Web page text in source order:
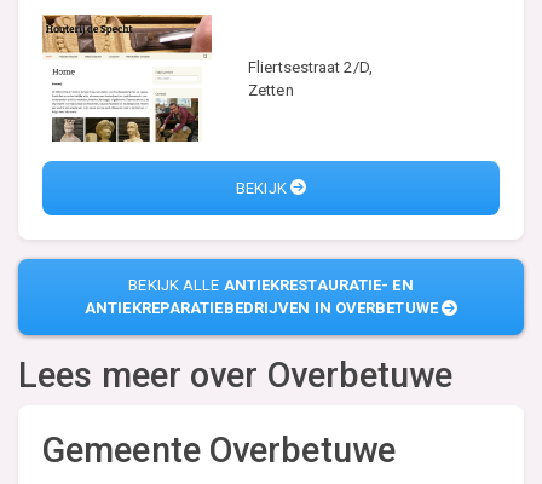
Fliertsestraat 2/D,
Zetten
BEKIJK
BEKIJK ALLE ANTIEKRESTAURATIE- EN
ANTIEKREPARATIEBEDRIJVEN IN OVERBETUWE
Lees meer over Overbetuwe
Gemeente Overbetuwe